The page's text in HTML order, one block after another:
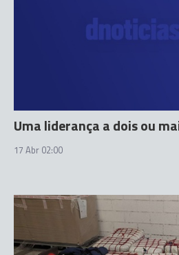
Uma liderança a dois ou
17 Abr 02:00